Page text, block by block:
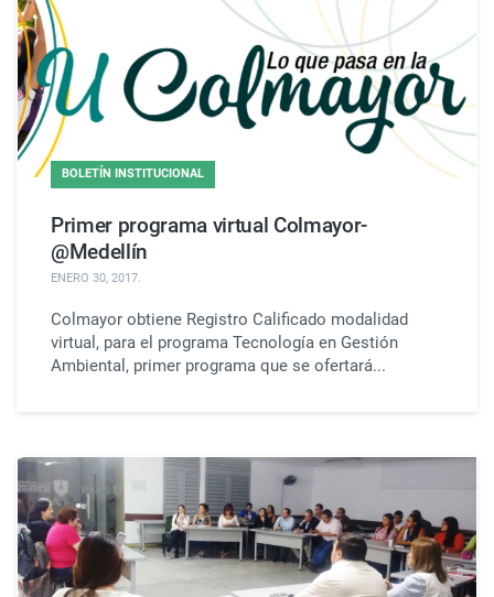
BOLETÍN INSTITUCIONAL
Primer programa virtual Colmayor-
@Medellín
ENERO 30, 2017.
Colmayor obtiene Registro Calificado modalidad
virtual, para el programa Tecnología en Gestión
Ambiental, primer programa que se ofertará...